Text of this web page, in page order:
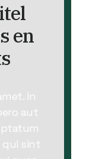
en
In
aut
qui sint